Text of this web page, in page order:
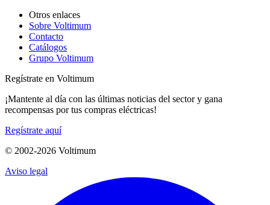
Otros enlaces
Sobre Voltimum
Contacto
Catálogos
Grupo Voltimum
Regístrate en Voltimum
¡Mantente al día con las últimas noticias del sector y gana
recompensas por tus compras eléctricas!
Regístrate aquí
© 2002-2026 Voltimum
Aviso legal